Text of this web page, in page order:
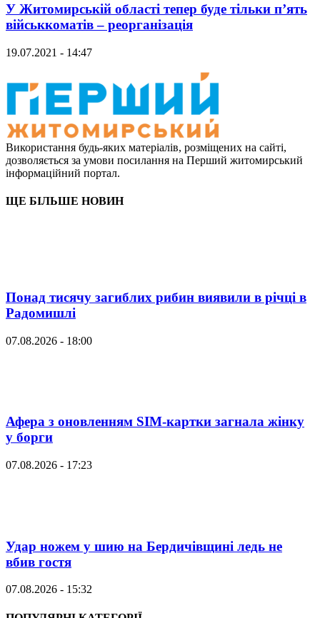
У Житомирській області тепер буде тільки п’ять
військкоматів – реорганізація
19.07.2021 - 14:47
Використання будь-яких матеріалів, розміщених на сайті,
дозволяється за умови посилання на Перший житомирський
інформаційний портал.
ЩЕ БІЛЬШЕ НОВИН
Понад тисячу загиблих рибин виявили в річці в
Радомишлі
07.08.2026 - 18:00
Афера з оновленням SIM-картки загнала жінку
у борги
07.08.2026 - 17:23
Удар ножем у шию на Бердичівщині ледь не
вбив гостя
07.08.2026 - 15:32